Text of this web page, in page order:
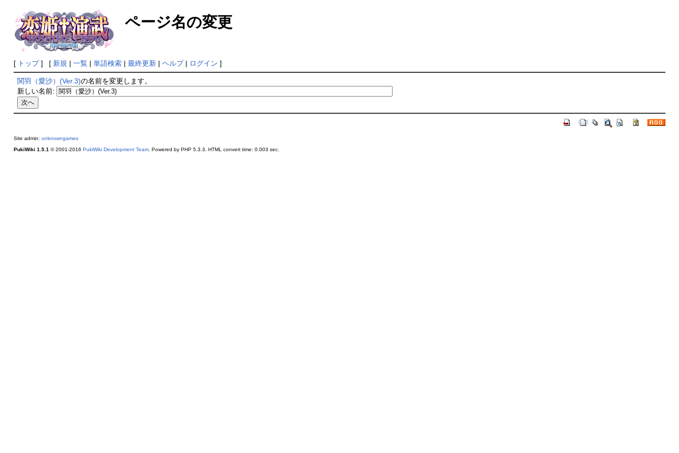
ページ名の変更
[ トップ] [ 新規 | 一覧| 単語検索| 最終更新| ヘルプ| ログイン ]
関羽（愛沙）(Ver.3)の名前を変更します。
新しい名前:
Site admin: unknowngames
PukiWiki 1.5.1 © 2001-2016 PukiWiki Development Team. Powered by PHP 5.3.3. HTML convert time: 0.003 sec.